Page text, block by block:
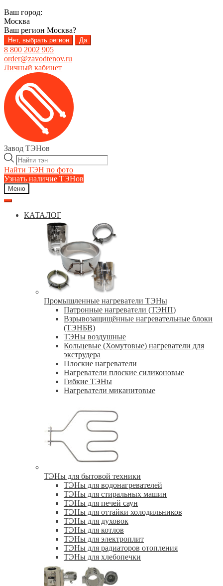
Ваш город:
Москва
Ваш регион Москва?
Нет, выбрать регион Да
8 800 2002 905
order@zavodtenov.ru
Личный кабинет
Перейти
навигации
Перейти
содержимому
Завод ТЭНов
Поиск
товаров
Найти ТЭН по фото
Узнать наличие ТЭНов
Меню
КАТАЛОГ
Промышленные нагреватели ТЭНы
Патронные нагреватели (ТЭНП)
Взрывозащищённые нагревательные блоки
(ТЭНБВ)
ТЭНы воздушные
Кольцевые (Хомутовые) нагреватели для
экструдера
Плоские нагреватели
Нагреватели плоские силиконовые
Гибкие ТЭНы
Нагреватели миканитовые
ТЭНы для бытовой техники
ТЭНы для водонагревателей
ТЭНы для стиральных машин
ТЭНы для печей саун
ТЭНы для оттайки холодильников
ТЭНы для духовок
ТЭНы для котлов
ТЭНы для электроплит
ТЭНы для радиаторов отопления
ТЭНы для хлебопечки